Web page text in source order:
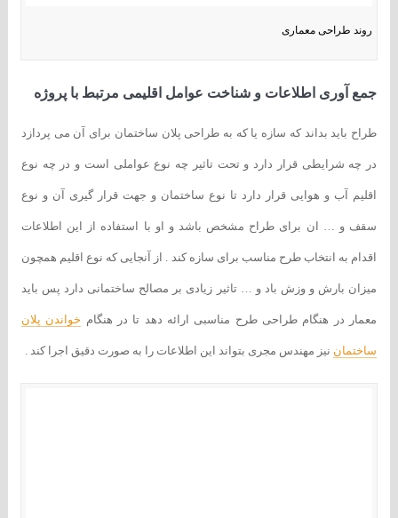
روند طراحی معماری
جمع آوری اطلاعات و شناخت عوامل اقلیمی مرتبط با پروژه
طراح باید بداند که سازه یا که به طراحی پلان ساختمان برای آن می پردازد
در چه شرایطی قرار دارد و تحت تاثیر چه نوع عواملی است و در چه نوع
اقلیم آب و هوایی قرار دارد تا نوع ساختمان و جهت قرار گیری آن و نوع
سقف و … ان برای طراح مشخص باشد و او با استفاده از این اطلاعات
اقدام به انتخاب طرح مناسب برای سازه کند . از آنجایی که نوع اقلیم همچون
میزان بارش و وزش باد و … تاثیر زیادی بر مصالح ساختمانی دارد پس باید
معمار در هنگام طراحی طرح مناسبی ارائه دهد تا در هنگام خواندن پلان
ساختمان نیز مهندس مجری بتواند این اطلاعات را به صورت دقیق اجرا کند .